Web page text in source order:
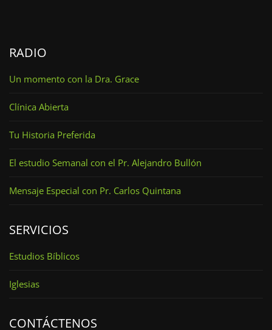
RADIO
Un momento con la Dra. Grace
Clínica Abierta
Tu Historia Preferida
El estudio Semanal con el Pr. Alejandro Bullón
Mensaje Especial con Pr. Carlos Quintana
SERVICIOS
Estudios Bíblicos
Iglesias
CONTÁCTENOS